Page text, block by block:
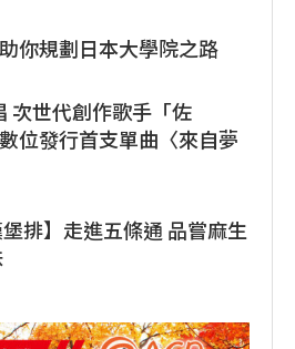
你規劃日本大學院之路
次世代創作歌手「佐
位發行首支單曲〈來自夢
堡排】走進五條通 品嘗麻生